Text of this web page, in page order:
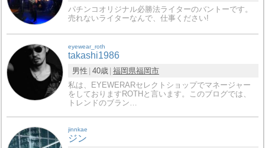
パチンコオリジナル必勝法ライターのバントーです。
売れないライターなんで、仕事ください!
eyewear_roth
takashi1986
男性 40歳 福岡県福岡市
私は、EYEWERARセレクトショップでマネージャー
をしておりますROTHと言います。このブログでは、
トレンドのブラン…
jinnkae
ジン